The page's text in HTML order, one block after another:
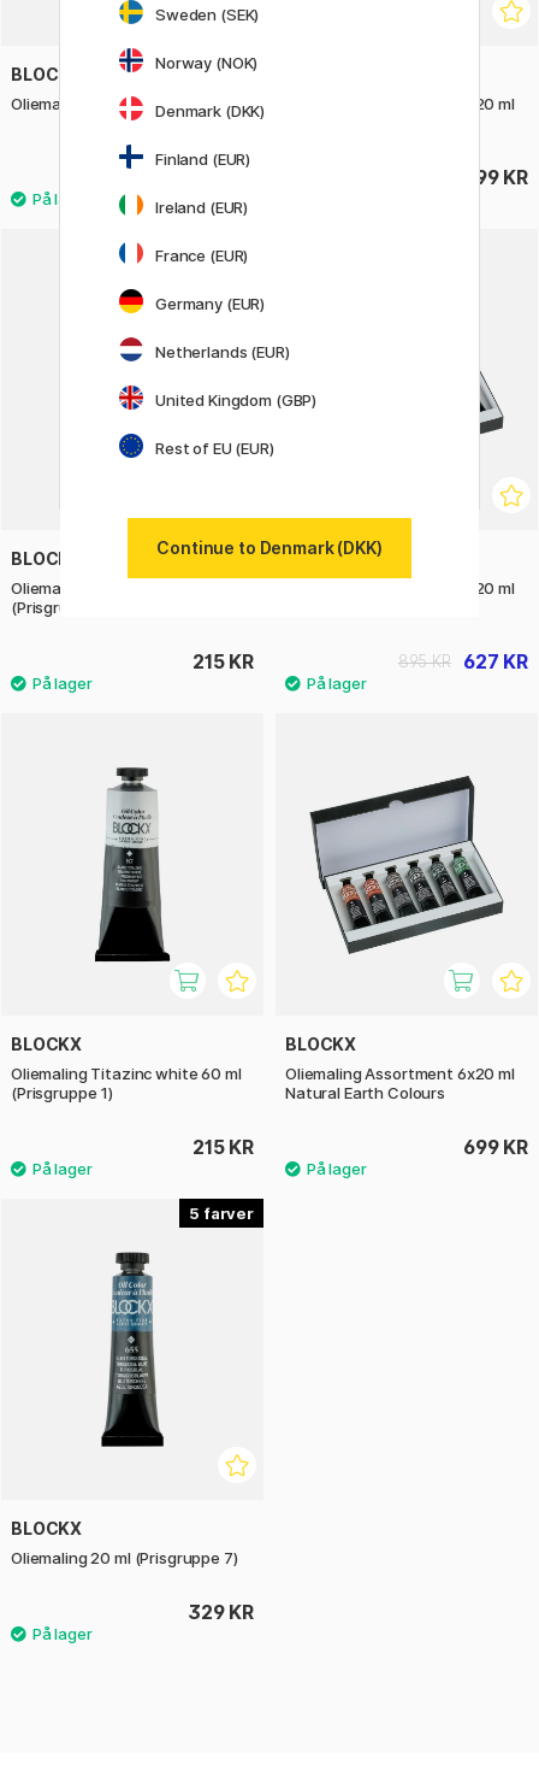
BLOCKX
Oliemaling 20 ml (Prisgruppe 2)
Oliemaling Assortment 6x20 ml
699 KR
BLOCKX
Oliemaling Zinc white 60 ml
(Prisgruppe 1)
215 KR
BLOCKX
Oliemaling Assortment 6x20 ml
627 KR
895 KR
BLOCKX
Oliemaling Titazinc white 60 ml
(Prisgruppe 1)
215 KR
BLOCKX
Oliemaling Assortment 6x20 ml
Natural Earth Colours
699 KR
5
BLOCKX
Oliemaling 20 ml (Prisgruppe 7)
329 KR
Sweden (SEK)
Norway (NOK)
Denmark (DKK)
Finland (EUR)
Ireland (EUR)
France (EUR)
Germany (EUR)
Netherlands (EUR)
United Kingdom (GBP)
Rest of EU (EUR)
Continue to Denmark (DKK)